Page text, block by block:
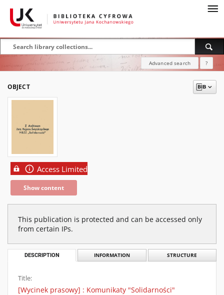
Advanced search ?
OBJECT
Access Limited
Show content
This publication is protected and can be accessed only
from certain IPs.
DESCRIPTION INFORMATION STRUCTURE
Title:
[Wycinek prasowy] : Komunikaty "Solidarności"